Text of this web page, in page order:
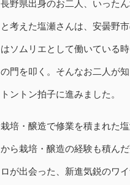
長野県出身のお二人、いった
と考えた塩瀬さんは、安曇野
はソムリエとして働いている
の門を叩く。そんなお二人が
トントン拍子に進みました。
栽培・醸造で修業を積まれた
から栽培・醸造の経験も積ん
ロが出会った、新進気鋭のワイ